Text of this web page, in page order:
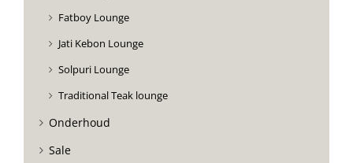
Fatboy Lounge
Jati Kebon Lounge
Solpuri Lounge
Traditional Teak lounge
Onderhoud
Sale